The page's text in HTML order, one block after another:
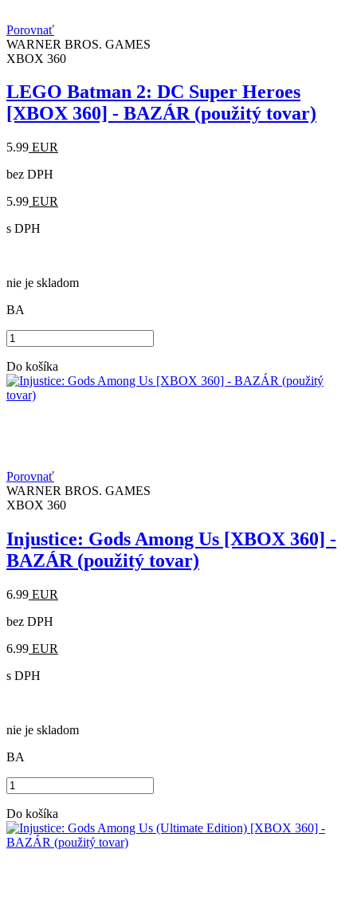
Porovnať
WARNER BROS. GAMES
XBOX 360
LEGO Batman 2: DC Super Heroes
[XBOX 360] - BAZÁR (použitý tovar)
5.99 EUR
bez DPH
5.99 EUR
s DPH
nie je skladom
BA
Do košíka
Porovnať
WARNER BROS. GAMES
XBOX 360
Injustice: Gods Among Us [XBOX 360] -
BAZÁR (použitý tovar)
6.99 EUR
bez DPH
6.99 EUR
s DPH
nie je skladom
BA
Do košíka